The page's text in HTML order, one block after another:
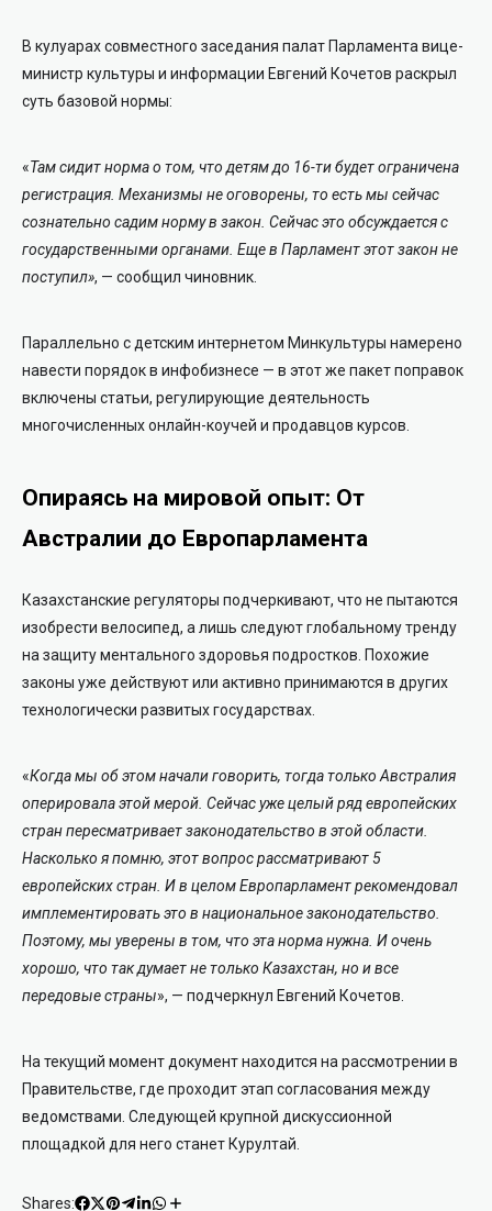
В кулуарах совместного заседания палат Парламента вице-
министр культуры и информации Евгений Кочетов раскрыл
суть базовой нормы:
«Там сидит норма о том, что детям до 16-ти будет ограничена
регистрация. Механизмы не оговорены, то есть мы сейчас
сознательно садим норму в закон. Сейчас это обсуждается с
государственными органами. Еще в Парламент этот закон не
поступил», — сообщил чиновник.
Параллельно с детским интернетом Минкультуры намерено
навести порядок в инфобизнесе — в этот же пакет поправок
включены статьи, регулирующие деятельность
многочисленных онлайн-коучей и продавцов курсов.
Опираясь на мировой опыт: От
Австралии до Европарламента
Казахстанские регуляторы подчеркивают, что не пытаются
изобрести велосипед, а лишь следуют глобальному тренду
на защиту ментального здоровья подростков. Похожие
законы уже действуют или активно принимаются в других
технологически развитых государствах.
«Когда мы об этом начали говорить, тогда только Австралия
оперировала этой мерой. Сейчас уже целый ряд европейских
стран пересматривает законодательство в этой области.
Насколько я помню, этот вопрос рассматривают 5
европейских стран. И в целом Европарламент рекомендовал
имплементировать это в национальное законодательство.
Поэтому, мы уверены в том, что эта норма нужна. И очень
хорошо, что так думает не только Казахстан, но и все
передовые страны», — подчеркнул Евгений Кочетов.
На текущий момент документ находится на рассмотрении в
Правительстве, где проходит этап согласования между
ведомствами. Следующей крупной дискуссионной
площадкой для него станет Курултай.
Shares: